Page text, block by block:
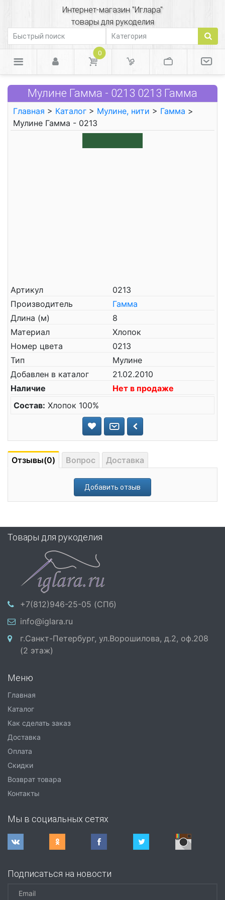
Интернет-магазин "Иглара"
товары для рукоделия
0
Мулине Гамма - 0213 0213 Гамма
Главная > Каталог > Мулине, нити > Гамма >
Мулине Гамма - 0213
Артикул
0213
Производитель
Гамма
Длина (м)
8
Материал
Хлопок
Номер цвета
0213
Тип
Мулине
Добавлен в каталог
21.02.2010
Наличие
Нет в продаже
Состав: Хлопок 100%
Отзывы(0) Вопрос Доставка
Добавить отзыв
Товары для рукоделия
+7(812)946-25-05 (СПб)
info@iglara.ru
г.Санкт-Петербург, ул.Ворошилова, д.2, оф.208
(2 этаж)
Меню
Главная
Каталог
Как сделать заказ
Доставка
Оплата
Скидки
Возврат товара
Контакты
Мы в социальных сетях
Подписаться на новости